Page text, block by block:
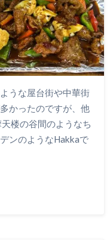
うな屋台街や中華街
かったのですが、他
楼の谷間のようなち
ンのようなHakkaで